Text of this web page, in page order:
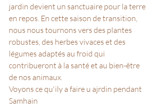
jardin devient un sanctuaire pour la terre
en repos. En cette saison de transition,
nous nous tournons vers des plantes
robustes, des herbes vivaces et des
légumes adaptés au froid qui
contribueront à la santé et au bien-être
de nos animaux.
Voyons ce qu'ily a faire u ajrdin pendant
Samhain